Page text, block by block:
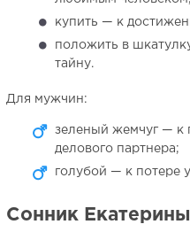
купить — к
положить в
тайну.
Для мужчин:
зеленый жемчуг — к
делового партнера;
голубой — к потере
Сонник